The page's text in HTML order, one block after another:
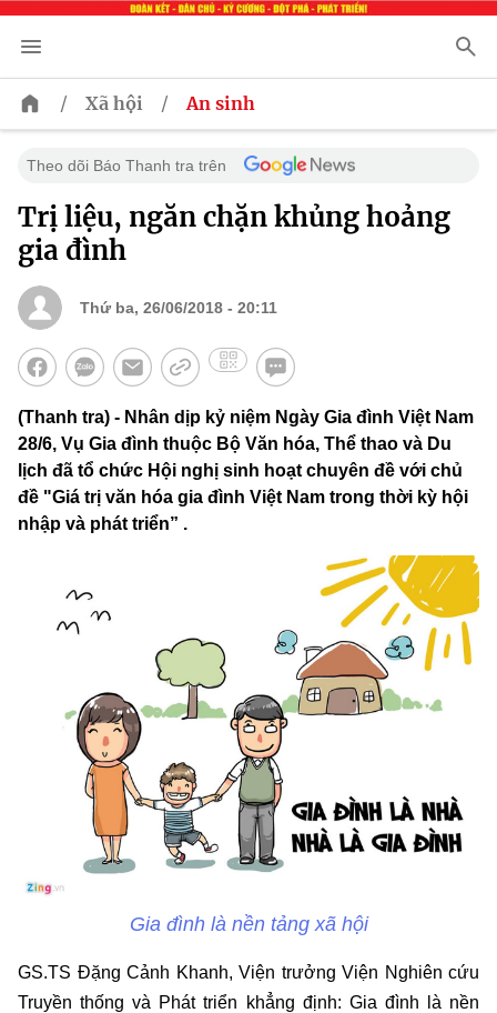
/ Xã hội / An sinh
Theo dõi Báo Thanh tra trên
Trị liệu, ngăn chặn khủng hoảng
gia đình
Thứ ba, 26/06/2018 - 20:11
(Thanh tra) - Nhân dịp kỷ niệm Ngày Gia đình Việt Nam
28/6, Vụ Gia đình thuộc Bộ Văn hóa, Thể thao và Du
lịch đã tổ chức Hội nghị sinh hoạt chuyên đề với chủ
đề "Giá trị văn hóa gia đình Việt Nam trong thời kỳ hội
nhập và phát triển” .
Gia đình là nền tảng xã hội
GS.TS Đặng Cảnh Khanh, Viện trưởng Viện Nghiên cứu
Truyền thống và Phát triển khẳng định: Gia đình là nền